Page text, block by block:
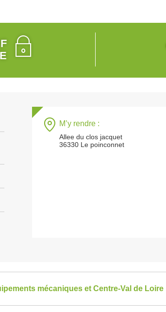
M’y rendre :
Allee du clos jacquet
36330 Le poinconnet
mécaniques et Centre-Val de Loire